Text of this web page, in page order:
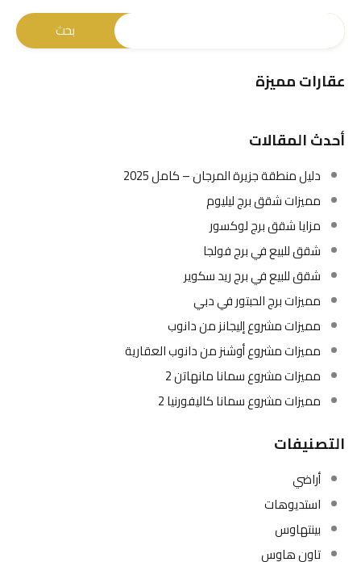
عقارات مميزة
أحدث المقالات
دليل منطقة جزيرة المرجان – كامل 2025
مميزات شقق برج ليليوم
مزايا شقق برج لوكسور
شقق للبيع في برج فولجا
شقق للبيع في برج ريد سكوير
مميزات برج الحبتور في دبي
مميزات مشروع إليجانز من دانوب
مميزات مشروع أوشنز من دانوب العقارية
مميزات مشروع سمانا مانهاتن 2
مميزات مشروع سمانا كاليفورنيا 2
التصنيفات
أراضي
استديوهات
بينتهاوس
تاون هاوس